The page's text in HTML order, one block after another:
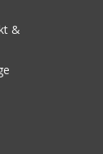
&